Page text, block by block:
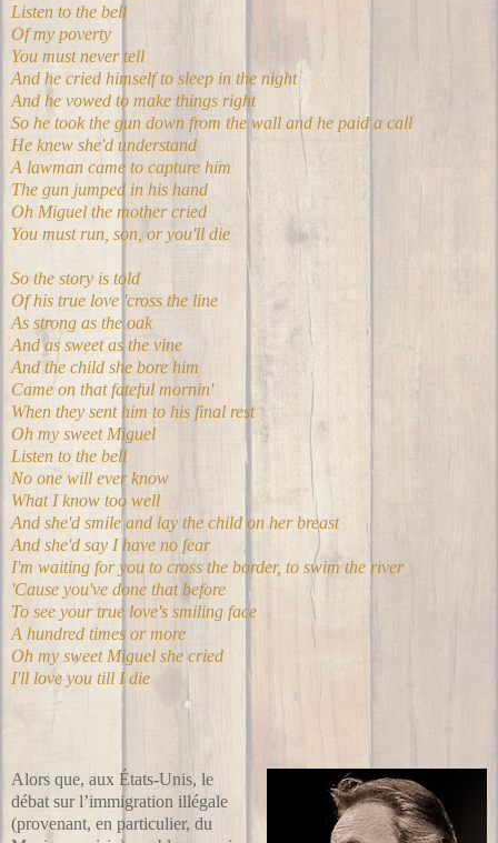
Listen to the bell
Of my poverty
You must never tell
And he cried himself to sleep in the night
And he vowed to make things right
So he took the gun down from the wall and he paid a call
He knew she'd understand
A lawman came to capture him
The gun jumped in his hand
Oh Miguel the mother cried
You must run, son, or you'll die
So the story is told
Of his true love 'cross the line
As strong as the oak
And as sweet as the vine
And the child she bore him
Came on that fateful mornin'
When they sent him to his final rest
Oh my sweet Miguel
Listen to the bell
No one will ever know
What I know too well
And she'd smile and lay the child on her breast
And she'd say I have no fear
I'm waiting for you to cross the border, to swim the river
'Cause you've done that before
To see your true love's smiling face
A hundred times or more
Oh my sweet Miguel she cried
I'll love you till I die
Alors que, aux États-Unis, le
débat sur l’immigration illégale
(provenant, en particulier, du